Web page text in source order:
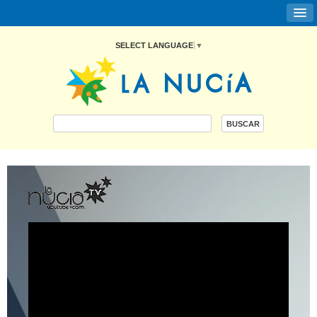
SELECT LANGUAGE ▼